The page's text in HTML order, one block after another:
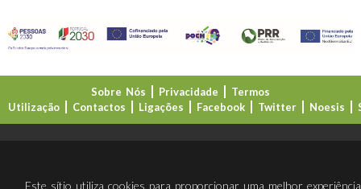
Sobre Nós Privacidade
Termos
Utilização
Contactos Ligações Facebook Twitter Noesis
Este sítio utiliza cookies para proporcionar uma melhor